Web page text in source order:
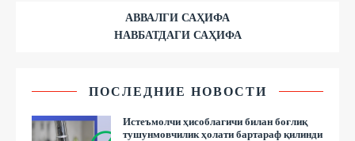
АВВАЛГИ САҲИФА
НАВБАТДАГИ САҲИФА
ПОСЛЕДНИЕ НОВОСТИ
Истеъмолчи ҳисоблагичи билан боғлиқ
тушунмовчилик ҳолати бартараф қилинди